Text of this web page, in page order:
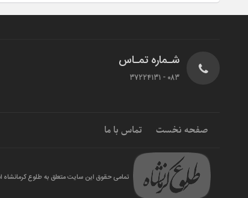
شـماره تمـاس
083 - 37224131
صفحه نخست تماس با ما
تمامی حقوق این سایت متعلق به طلوع